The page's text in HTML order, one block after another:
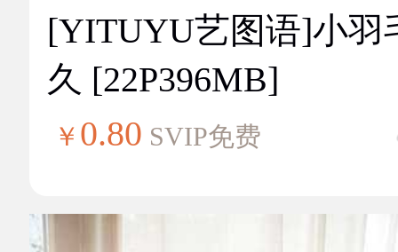
[YITUYU艺图语]小羽
久 [22P396MB]
￥ 0.80 SVIP免费